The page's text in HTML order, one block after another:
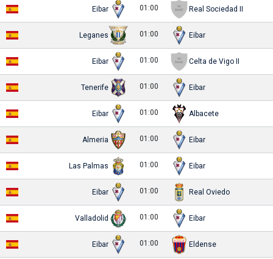
Eibar 01:00 Real Sociedad II
Leganes 01:00 Eibar
Eibar 01:00 Celta de Vigo II
Tenerife 01:00 Eibar
Eibar 01:00 Albacete
Almeria 01:00 Eibar
Las Palmas 01:00 Eibar
Eibar 01:00 Real Oviedo
Valladolid 01:00 Eibar
Eibar 01:00 Eldense